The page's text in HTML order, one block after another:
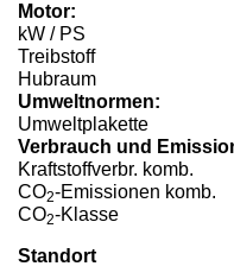
Motor:
kW / PS
Treibstoff
Hubraum
Umweltnormen:
Umweltplakette
Verbrauch und
Kraftstoffverbr. komb.
CO2-Emissionen komb.
CO2-Klasse
Standort